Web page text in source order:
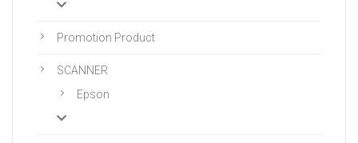
Promotion Product
SCANNER
Epson